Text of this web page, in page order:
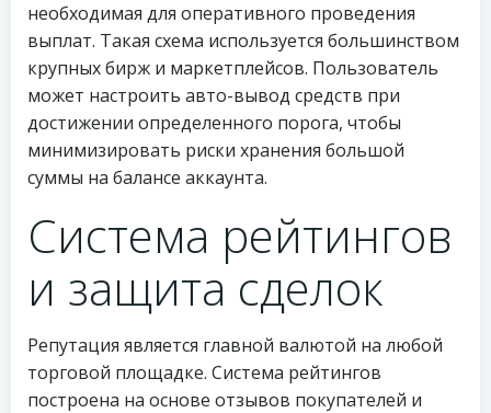
необходимая для оперативного проведения
выплат. Такая схема используется большинством
крупных бирж и маркетплейсов. Пользователь
может настроить авто-вывод средств при
достижении определенного порога, чтобы
минимизировать риски хранения большой
суммы на балансе аккаунта.
Система рейтингов
и защита сделок
Репутация является главной валютой на любой
торговой площадке. Система рейтингов
построена на основе отзывов покупателей и